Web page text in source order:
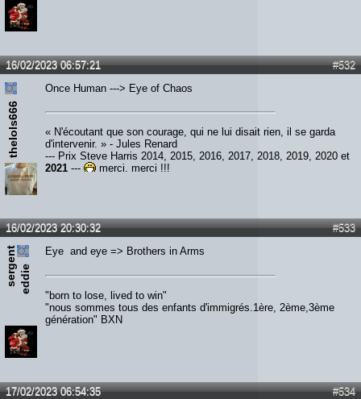
#532
16/02/2023 06:57:21
thelols666
Once Human ---> Eye of Chaos
« N'écoutant que son courage, qui ne lui disait rien, il se garda
d'intervenir. » - Jules Renard
--- Prix Steve Harris 2014, 2015, 2016, 2017, 2018, 2019, 2020 et
2021 --- merci, merci !!!
#533
16/02/2023 20:30:32
s
e
rg
e
n
t
e
d
d
ie
Eye and eye => Brothers in Arms
"born to lose, lived to win"
"nous sommes tous des enfants d'immigrés.1ère, 2ème,3ème
génération" BXN
#534
17/02/2023 06:54:35